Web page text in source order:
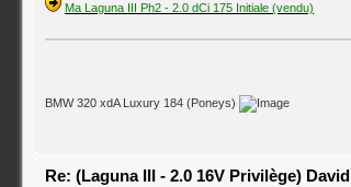
Ma Laguna III Ph2 - 2.0 dCi 175 Initiale (vendu)
BMW 320 xdA Luxury 184 (Poneys)
Re: (Laguna III - 2.0 16V Privilège) David